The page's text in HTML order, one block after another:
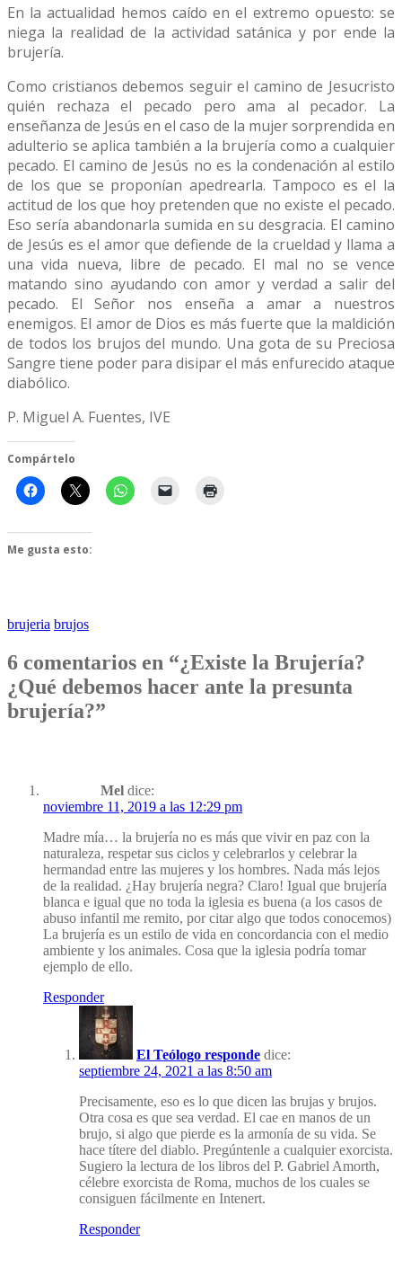
En la actualidad hemos caído en el extremo opuesto: se
niega la realidad de la actividad satánica y por ende la
brujería.
Como cristianos debemos seguir el camino de Jesucristo
quién rechaza el pecado pero ama al pecador. La
enseñanza de Jesús en el caso de la mujer sorprendida en
adulterio se aplica también a la brujería como a cualquier
pecado. El camino de Jesús no es la condenación al estilo
de los que se proponían apedrearla. Tampoco es el la
actitud de los que hoy pretenden que no existe el pecado.
Eso sería abandonarla sumida en su desgracia. El camino
de Jesús es el amor que defiende de la crueldad y llama a
una vida nueva, libre de pecado. El mal no se vence
matando sino ayudando con amor y verdad a salir del
pecado. El Señor nos enseña a amar a nuestros
enemigos. El amor de Dios es más fuerte que la maldición
de todos los brujos del mundo. Una gota de su Preciosa
Sangre tiene poder para disipar el más enfurecido ataque
diabólico.
P. Miguel A. Fuentes, IVE
Compártelo
Me gusta esto:
brujeria brujos
6 comentarios en “¿Existe la Brujería?
¿Qué debemos hacer ante la presunta
brujería?”
Mel dice:
noviembre 11, 2019 a las 12:29 pm
Madre mía… la brujería no es más que vivir en paz con la
naturaleza, respetar sus ciclos y celebrarlos y celebrar la
hermandad entre las mujeres y los hombres. Nada más lejos
de la realidad. ¿Hay brujería negra? Claro! Igual que brujería
blanca e igual que no toda la iglesia es buena (a los casos de
abuso infantil me remito, por citar algo que todos conocemos)
La brujería es un estilo de vida en concordancia con el medio
ambiente y los animales. Cosa que la iglesia podría tomar
ejemplo de ello.
Responder
El Teólogo responde dice:
septiembre 24, 2021 a las 8:50 am
Precisamente, eso es lo que dicen las brujas y brujos.
Otra cosa es que sea verdad. El cae en manos de un
brujo, si algo que pierde es la armonía de su vida. Se
hace títere del diablo. Pregúntenle a cualquier exorcista.
Sugiero la lectura de los libros del P. Gabriel Amorth,
célebre exorcista de Roma, muchos de los cuales se
consiguen fácilmente en Intenert.
Responder